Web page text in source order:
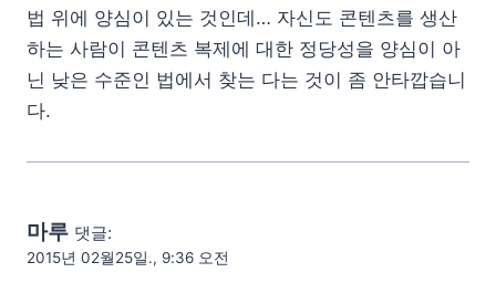
법 위에 양심이 있는 것인데… 자신도 콘텐츠를 생산
하는 사람이 콘텐츠 복제에 대한 정당성을 양심이 아
닌 낮은 수준인 법에서 찾는 다는 것이 좀 안타깝습니
다.
마루 댓글:
2015년 02월25일., 9:36 오전